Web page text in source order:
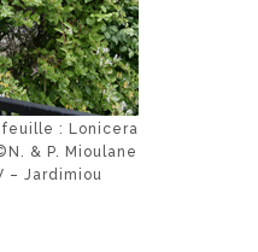
: Lonicera
& P. Mioulane
– Jardimiou